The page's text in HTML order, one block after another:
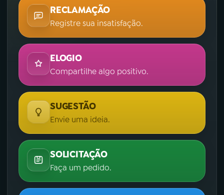
RECLAMAÇÃO
Registre sua insatisfação.
ELOGIO
Compartilhe algo positivo.
SUGESTÃO
Envie uma ideia.
SOLICITAÇÃO
Faça um pedido.